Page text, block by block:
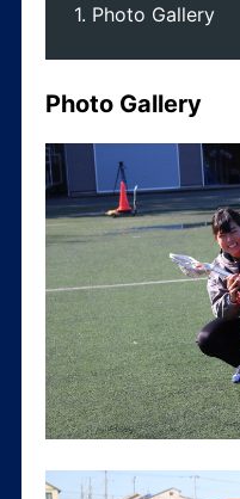
Photo Gallery
Photo Gallery